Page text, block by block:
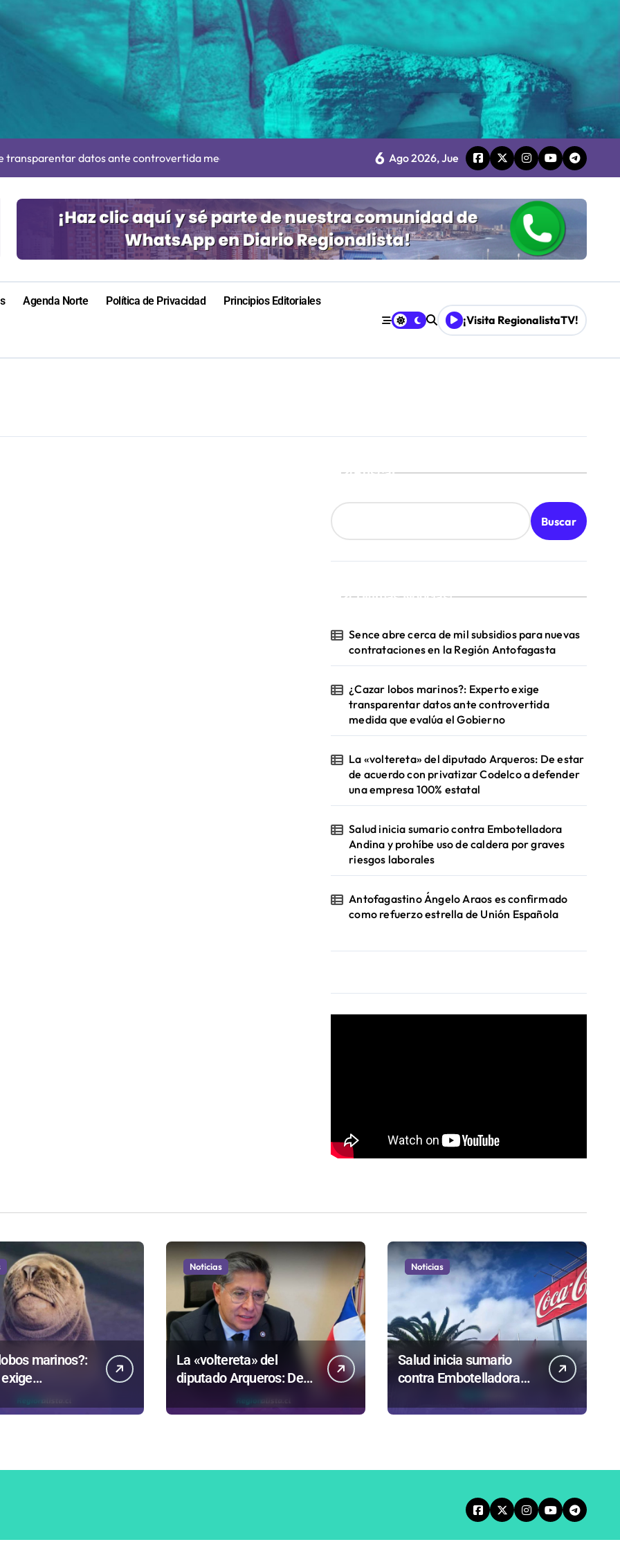
entrenamiento para enfrentar emergencias complejas
nuevas contrataciones en la Región Antofagasta
transparentar datos ante controvertida medida que evalúa el Gobierno
estar de acuerdo con privatizar Codelco a defender una empresa 100% estatal
Andina y prohíbe uso de caldera por graves riesgos laborales
como refuerzo estrella de Unión Española
de 60 personas en San Pedro de Atacama
de 75 años gracias a la reforma aprobada el 2025
6 Ago 2026, Jue
Agenda Norte Política de Privacidad Principios Editoriales
¡Visita RegionalistaTV!
Buscar
Buscar
¡Ultimas Noticias!
Sence abre cerca de mil subsidios para nuevas
contrataciones en la Región Antofagasta
¿Cazar lobos marinos?: Experto exige
transparentar datos ante controvertida
medida que evalúa el Gobierno
La «voltereta» del diputado Arqueros: De estar
de acuerdo con privatizar Codelco a defender
una empresa 100% estatal
Salud inicia sumario contra Embotelladora
Andina y prohíbe uso de caldera por graves
riesgos laborales
Antofagastino Ángelo Araos es confirmado
como refuerzo estrella de Unión Española
marinos?:
Noticias
La «voltereta» del
diputado Arqueros: De
estar de acuerdo con
privatizar Codelco a
Noticias
Salud inicia sumario
contra Embotelladora
caldera por graves